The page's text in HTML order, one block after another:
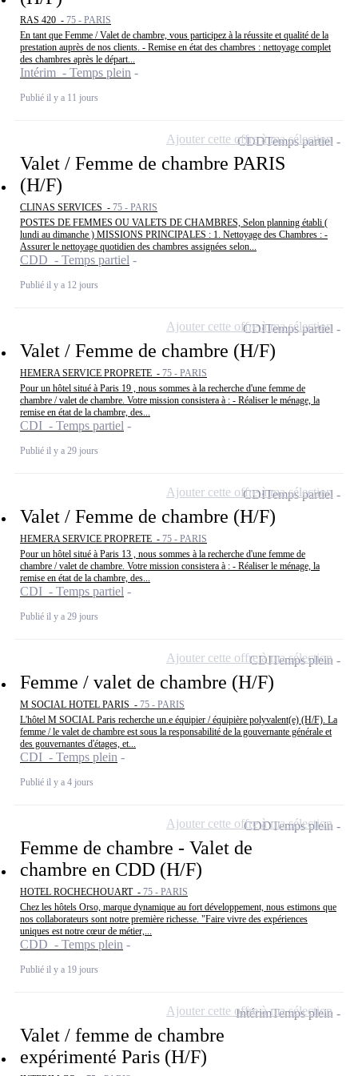
RAS 420 - 75 - PARIS
En tant que Femme / Valet de chambre, vous participez à la réussite et qualité de la
prestation auprès de nos clients. - Remise en état des chambres : nettoyage complet
des chambres après le départ...
Intérim - Temps plein
Publié il y a 11 jours
Valet / Femme de chambre PARIS
(H/F)
CLINAS SERVICES - 75 - PARIS
POSTES DE FEMMES OU VALETS DE CHAMBRES, Selon planning établi (
lundi au dimanche ) MISSIONS PRINCIPALES : 1. Nettoyage des Chambres : -
Assurer le nettoyage quotidien des chambres assignées selon...
CDD - Temps partiel
Publié il y a 12 jours
CDDTemps partiel
Ajouter cette offre à ma sélection
Valet / Femme de chambre (H/F)
HEMERA SERVICE PROPRETE - 75 - PARIS
Pour un hôtel situé à Paris 19 , nous sommes à la recherche d'une femme de
chambre / valet de chambre. Votre mission consistera à : - Réaliser le ménage, la
remise en état de la chambre, des...
CDI - Temps partiel
Publié il y a 29 jours
CDITemps partiel
Ajouter cette offre à ma sélection
Valet / Femme de chambre (H/F)
HEMERA SERVICE PROPRETE - 75 - PARIS
Pour un hôtel situé à Paris 13 , nous sommes à la recherche d'une femme de
chambre / valet de chambre. Votre mission consistera à : - Réaliser le ménage, la
remise en état de la chambre, des...
CDI - Temps partiel
Publié il y a 29 jours
CDITemps partiel
Ajouter cette offre à ma sélection
Femme / valet de chambre (H/F)
M SOCIAL HOTEL PARIS - 75 - PARIS
L'hôtel M SOCIAL Paris recherche un.e équipier / équipière polyvalent(e) (H/F). La
femme / le valet de chambre est sous la responsabilité de la gouvernante générale et
des gouvernantes d'étages, et...
CDI - Temps plein
Publié il y a 4 jours
CDITemps plein
Ajouter cette offre à ma sélection
Femme de chambre - Valet de
chambre en CDD (H/F)
HOTEL ROCHECHOUART - 75 - PARIS
Chez les hôtels Orso, marque dynamique au fort développement, nous estimons que
nos collaborateurs sont notre première richesse. "Faire vivre des expériences
uniques est notre cœur de métier,...
CDD - Temps plein
Publié il y a 19 jours
CDDTemps plein
Ajouter cette offre à ma sélection
Valet / femme de chambre
expérimenté Paris (H/F)
IntérimTemps plein
Ajouter cette offre à ma sélection